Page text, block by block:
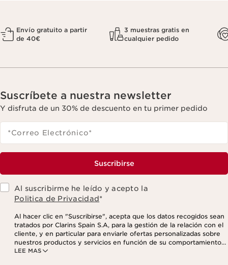
Envío gratuito a partir
de 40€
3 muestras gratis en
cualquier pedido
Suscríbete a nuestra newsletter
Y disfruta de un 30% de descuento en tu primer pedido
*Correo Electrónico*
Suscribirse
Al suscribirme he leído y acepto la
Politica de Privacidad*
LEE MAS
Al hacer clic en "Suscribirse", acepta que los datos recogidos sean
tratados por Clarins Spain S.A, para la gestión de la relación con el
cliente, y en particular para enviarle ofertas personalizadas sobre
nuestros productos y servicios en función de su comportamiento
de compra, sus hábitos y/o intereses, incluso mediante su